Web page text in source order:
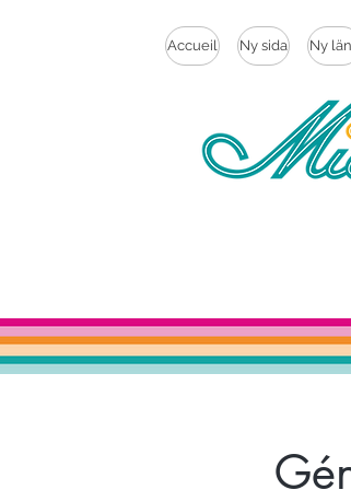
Accueil Ny sida Ny